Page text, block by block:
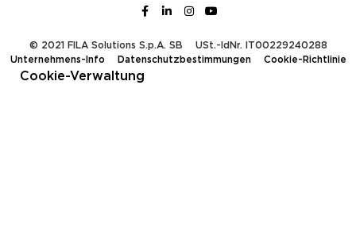
© 2021 FILA Solutions S.p.A. SB
USt.-IdNr. IT00229240288
Unternehmens-Info
Datenschutzbestimmungen Cookie-Richtlinie
Cookie-Verwaltung